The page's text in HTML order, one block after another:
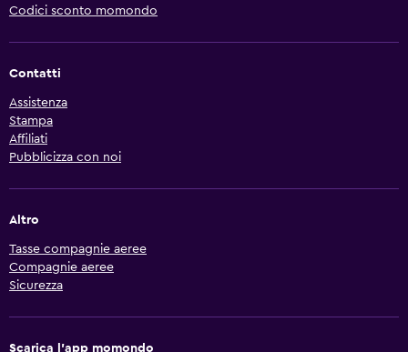
Codici sconto momondo
Contatti
Assistenza
Stampa
Affiliati
Pubblicizza con noi
Altro
Tasse compagnie aeree
Compagnie aeree
Sicurezza
Scarica l'app momondo